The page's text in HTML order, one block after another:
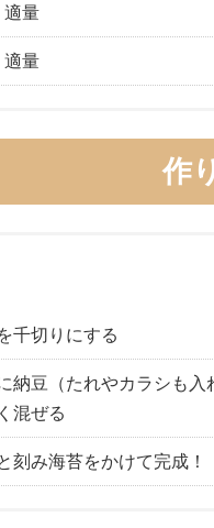
量
量
作
千切りにする
納豆（たれやカラシも
混ぜる
刻み海苔をかけて完成！